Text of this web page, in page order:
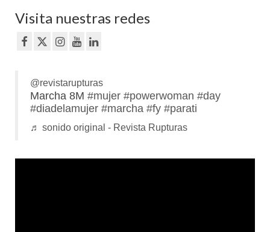
Visita nuestras redes
@revistarupturas
Marcha 8M #mujer #powerwoman #day
#diadelamujer #marcha #fy #parati
♬ sonido original - Revista Rupturas